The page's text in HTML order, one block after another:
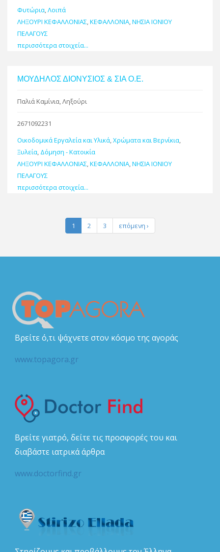
Φυτώρια,Λοιπά
ΛΗΞΟΥΡΙ ΚΕΦΑΛΛΟΝΙΑΣ,ΚΕΦΑΛΛΟΝΙΑ,ΝΗΣΙΑ ΙΟΝΙΟΥ
ΠΕΛΑΓΟΥΣ
περισσότερα στοιχεία...
ΜΟΥΔΗΛΟΣ ΔΙΟΝΥΣΙΟΣ & ΣΙΑ Ο.Ε.
Παλιά Καμίνια, Ληξούρι
2671092231
Οικοδομικά Εργαλεία και Υλικά,Χρώματα και Βερνίκια,
Ξυλεία, Δόμηση - Κατοικία
ΛΗΞΟΥΡΙ ΚΕΦΑΛΛΟΝΙΑΣ,ΚΕΦΑΛΛΟΝΙΑ,ΝΗΣΙΑ ΙΟΝΙΟΥ
ΠΕΛΑΓΟΥΣ
περισσότερα στοιχεία...
1 2 3 επόμενη ›
Βρείτε ό,τι ψάχνετε στον κόσμο της αγοράς
www.topagora.gr
Βρείτε γιατρό, δείτε τις προσφορές του και
διαβάστε ιατρικά άρθρα
www.doctorfind.gr